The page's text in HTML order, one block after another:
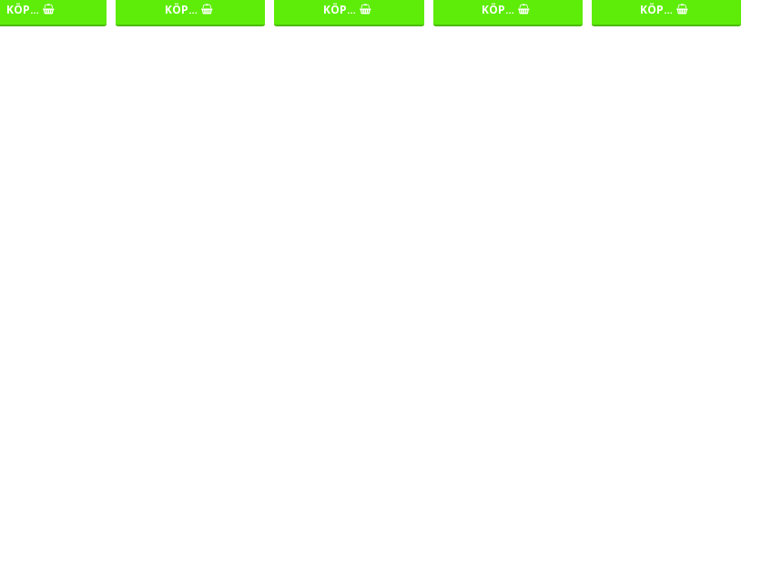
KÖP… KÖP… KÖP… KÖP… KÖP…